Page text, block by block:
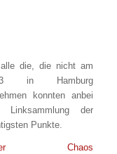
die, die nicht am
in Hamburg
konnten anbei
Linksammlung der
Punkte.
Chaos